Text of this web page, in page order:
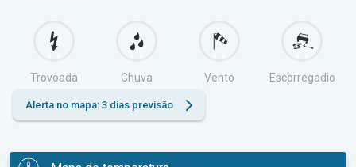
Trovoada Chuva Vento Escorregadio
Alerta no mapa: 3 dias previsão